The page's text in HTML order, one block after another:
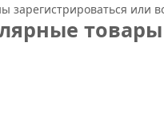
зарегистрироваться или
товары